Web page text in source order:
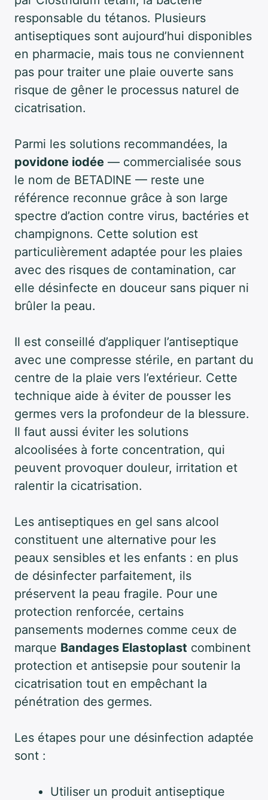
responsable du tétanos. Plusieurs
antiseptiques sont aujourd’hui disponibles
en pharmacie, mais tous ne conviennent
pas pour traiter une plaie ouverte sans
risque de gêner le processus naturel de
cicatrisation.
Parmi les solutions recommandées, la
povidone iodée — commercialisée sous
le nom de BETADINE — reste une
référence reconnue grâce à son large
spectre d’action contre virus, bactéries et
champignons. Cette solution est
particulièrement adaptée pour les plaies
avec des risques de contamination, car
elle désinfecte en douceur sans piquer ni
brûler la peau.
Il est conseillé d’appliquer l’antiseptique
avec une compresse stérile, en partant du
centre de la plaie vers l’extérieur. Cette
technique aide à éviter de pousser les
germes vers la profondeur de la blessure.
Il faut aussi éviter les solutions
alcoolisées à forte concentration, qui
peuvent provoquer douleur, irritation et
ralentir la cicatrisation.
Les antiseptiques en gel sans alcool
constituent une alternative pour les
peaux sensibles et les enfants : en plus
de désinfecter parfaitement, ils
préservent la peau fragile. Pour une
protection renforcée, certains
pansements modernes comme ceux de
marque Bandages Elastoplast combinent
protection et antisepsie pour soutenir la
cicatrisation tout en empêchant la
pénétration des germes.
Les étapes pour une désinfection adaptée
sont :
Utiliser un produit antiseptique